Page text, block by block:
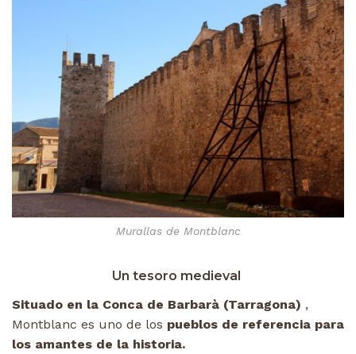
Murallas de Montblanc
Un tesoro medieval
Situado en la Conca de Barbarà (Tarragona) ,
Montblanc es uno de los pueblos de referencia para
los amantes de la historia.